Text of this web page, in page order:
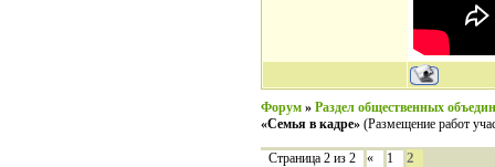
Форум » Раздел общественных
«Семья в кадре» (Размещение работ
Страница 2 из 2 « 1 2